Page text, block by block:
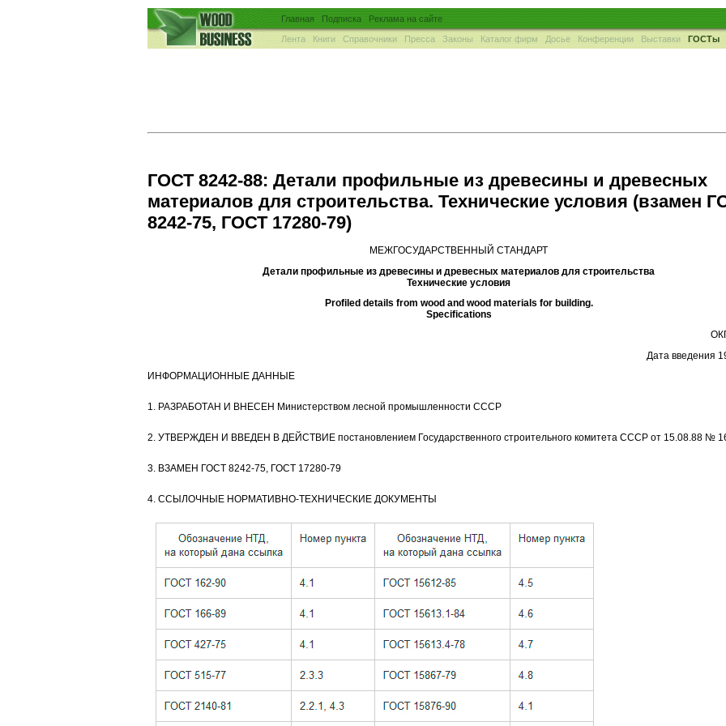
Главная Подписка Реклама на сайте
Лента Книги Справочники Пресса Законы Каталог фирм Досье Конференции Выставки ГОСТы
ГОСТ 8242-88: Детали профильные из древесины и древесных
материалов для строительства. Технические условия (взамен
8242-75, ГОСТ 17280-79)
МЕЖГОСУДАРСТВЕННЫЙ СТАНДАРТ
Детали профильные из древесины и древесных материалов для строительства
Технические условия
Profiled details from wood and wood materials for building.
Specifications
Дата введения
ИНФОРМАЦИОННЫЕ ДАННЫЕ
1. РАЗРАБОТАН И ВНЕСЕН Министерством лесной промышленности СССР
2. УТВЕРЖДЕН И ВВЕДЕН В ДЕЙСТВИЕ постановлением Государственного строительного комитета СССР от 15.08.88 №
3. ВЗАМЕН ГОСТ 8242-75, ГОСТ 17280-79
4. ССЫЛОЧНЫЕ НОРМАТИВНО-ТЕХНИЧЕСКИЕ ДОКУМЕНТЫ